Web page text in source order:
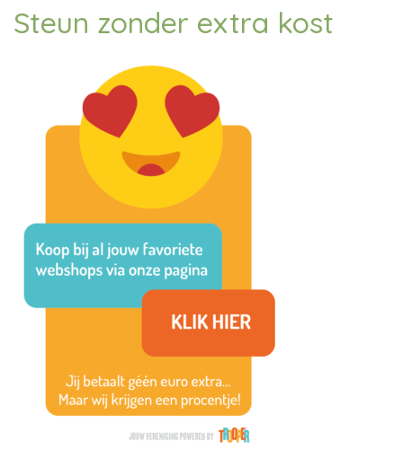
Steun zonder extra kost